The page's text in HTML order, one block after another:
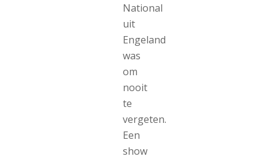
National
uit
Engeland
was
om
nooit
te
vergeten.
Een
show